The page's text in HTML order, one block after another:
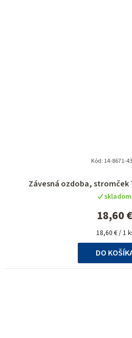
Závesná ozdoba, stromček
je
5,0
z
5
skladom
18,60 €
Jednotková
cena:
18,60 € / 1
DO
Kód: 14-8671-